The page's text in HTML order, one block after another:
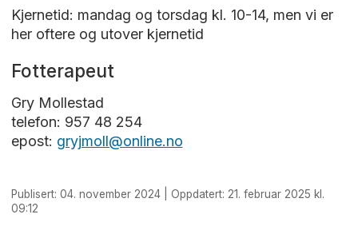
Kjernetid: mandag og torsdag kl. 10-14, men vi er
her oftere og utover kjernetid
Fotterapeut
Gry Mollestad
telefon: 957 48 254
epost: gryjmoll@online.no
Publisert: 04. november 2024 | Oppdatert: 21. februar 2025 kl.
09:12